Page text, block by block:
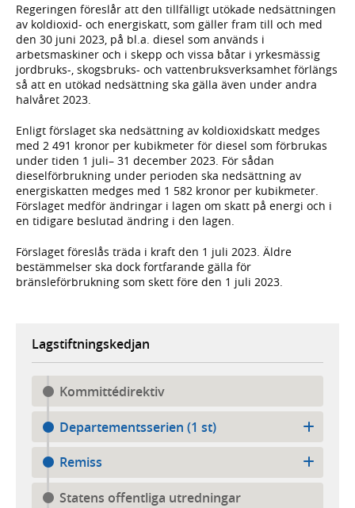
Regeringen föreslår att den tillfälligt utökade nedsättningen
av koldioxid- och energiskatt, som gäller fram till och med
den 30 juni 2023, på bl.a. diesel som används i
arbetsmaskiner och i skepp och vissa båtar i yrkesmässig
jordbruks-, skogsbruks- och vattenbruksverksamhet förlängs
så att en utökad nedsättning ska gälla även under andra
halvåret 2023.
Enligt förslaget ska nedsättning av koldioxidskatt medges
med 2 491 kronor per kubikmeter för diesel som förbrukas
under tiden 1 juli– 31 december 2023. För sådan
dieselförbrukning under perioden ska nedsättning av
energiskatten medges med 1 582 kronor per kubikmeter.
Förslaget medför ändringar i lagen om skatt på energi och i
en tidigare beslutad ändring i den lagen.
Förslaget föreslås träda i kraft den 1 juli 2023. Äldre
bestämmelser ska dock fortfarande gälla för
bränsleförbrukning som skett före den 1 juli 2023.
Lagstiftningskedjan
Kommittédirektiv
Departementsserien (1 st)
Remiss
Statens offentliga utredningar